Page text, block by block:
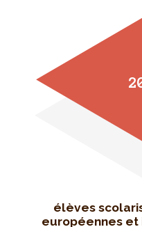
élèves
européennes